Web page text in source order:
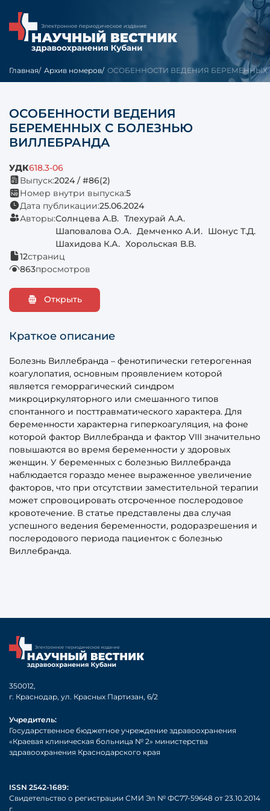
Главная Архив номеров ОСОБЕННОСТИ ВЕДЕНИЯ БЕРЕМЕННЫХ
ОСОБЕННОСТИ ВЕДЕНИЯ
БЕРЕМЕННЫХ С БОЛЕЗНЬЮ
ВИЛЛЕБРАНДА
УДК618.3-06
Выпуск:2024 / #86(2)
Номер внутри выпуска:5
Дата публикации:25.06.2024
Авторы:Солнцева А.В. Тлехурай А.А.
Шаповалова О.А. Демченко А.И. Шонус Т.Д.
Шахидова К.А. Хорольская В.В.
12страниц
863просмотров
Открыть
Краткое описание
Болезнь Виллебранда – фенотипически гетерогенная
коагулопатия, основным проявлением которой
является геморрагический синдром
микроциркуляторного или смешанного типов
спонтанного и посттравматического характера. Для
беременности характерна гиперкоагуляция, на фоне
которой фактор Виллебранда и фактор VIII значительно
повышаются во время беременности у здоровых
женщин. У беременных с болезнью Виллебранда
наблюдается гораздо менее выраженное увеличение
факторов, что при отсутствии заместительной терапии
может спровоцировать отсроченное послеродовое
кровотечение. В статье представлены два случая
успешного ведения беременности, родоразрешения и
послеродового периода пациенток с болезнью
Виллебранда.
350012,
г. Краснодар, ул. Красных Партизан, 6/2
Учредитель:
Государственное бюджетное учреждение здравоохранения
«Краевая клиническая больница № 2» министерства
здравоохранения Краснодарского края
ISSN 2542-1689:
Свидетельство о регистрации СМИ Эл № ФС77-59648 от 23.10.2014
г.